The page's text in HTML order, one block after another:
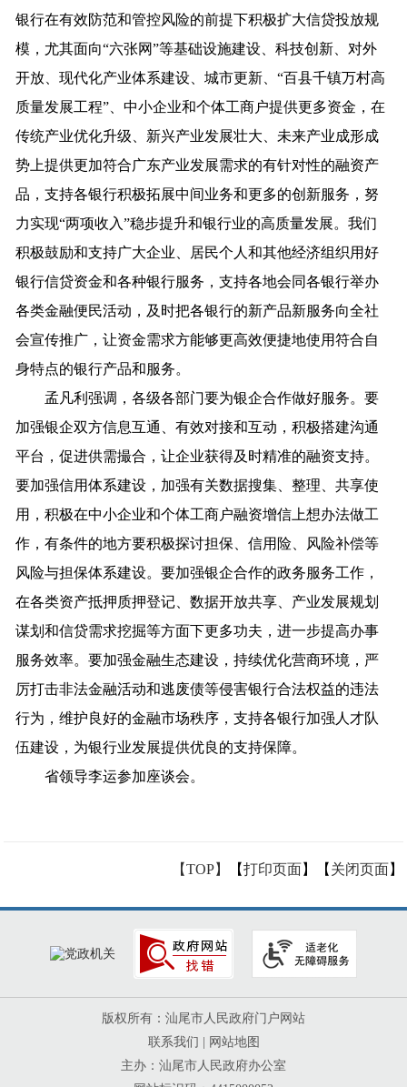
银行在有效防范和管控风险的前提下积极扩大信贷投放规
模，尤其面向“六张网”等基础设施建设、科技创新、对外
开放、现代化产业体系建设、城市更新、“百县千镇万村高
质量发展工程”、中小企业和个体工商户提供更多资金，在
传统产业优化升级、新兴产业发展壮大、未来产业成形成
势上提供更加符合广东产业发展需求的有针对性的融资产
品，支持各银行积极拓展中间业务和更多的创新服务，努
力实现“两项收入”稳步提升和银行业的高质量发展。我们
积极鼓励和支持广大企业、居民个人和其他经济组织用好
银行信贷资金和各种银行服务，支持各地会同各银行举办
各类金融便民活动，及时把各银行的新产品新服务向全社
会宣传推广，让资金需求方能够更高效便捷地使用符合自
身特点的银行产品和服务。
孟凡利强调，各级各部门要为银企合作做好服务。要
加强银企双方信息互通、有效对接和互动，积极搭建沟通
平台，促进供需撮合，让企业获得及时精准的融资支持。
要加强信用体系建设，加强有关数据搜集、整理、共享使
用，积极在中小企业和个体工商户融资增信上想办法做工
作，有条件的地方要积极探讨担保、信用险、风险补偿等
风险与担保体系建设。要加强银企合作的政务服务工作，
在各类资产抵押质押登记、数据开放共享、产业发展规划
谋划和信贷需求挖掘等方面下更多功夫，进一步提高办事
服务效率。要加强金融生态建设，持续优化营商环境，严
厉打击非法金融活动和逃废债等侵害银行合法权益的违法
行为，维护良好的金融市场秩序，支持各银行加强人才队
伍建设，为银行业发展提供优良的支持保障。
省领导李运参加座谈会。
【TOP】 【打印页面】【 关闭页面】
版权所有：汕尾市人民政府门户网站
联系我们
网站地图
主办：汕尾市人民政府办公室